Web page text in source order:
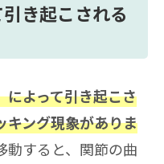
き起こされる
によって引き起こさ
キング現象がありま
動すると、関節の曲